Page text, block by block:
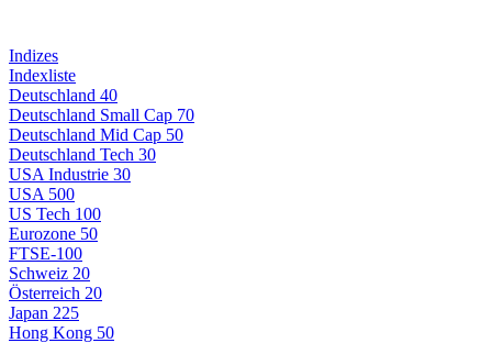
Indizes
Indexliste
Deutschland 40
Deutschland Small Cap 70
Deutschland Mid Cap 50
Deutschland Tech 30
USA Industrie 30
USA 500
US Tech 100
Eurozone 50
FTSE-100
Schweiz 20
Österreich 20
Japan 225
Hong Kong 50